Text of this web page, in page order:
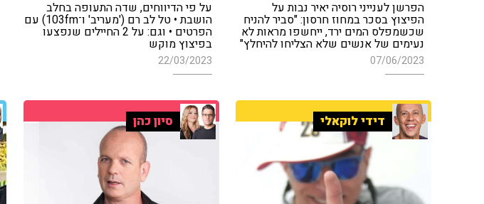
הפרשן לענייני רוסיה יאיר נבות על
הפיצוץ בסכר במחוז חרסון: "סביר להניח
שכשמפלס המים ירד, ייחשפו מראות לא
נעימים של אנשים שלא הצליחו להיחלץ"
07/06/2023
על פי הדיווחים, שדה התעופה בחלב
הושבת • טל לב רם ('מעריב' ו־103fm) עם
הפרטים • וגם: על 2 החיילים שנפצעו
בפיצוץ מוקש
22/03/2023
דידי לוקאלי סיון כהן